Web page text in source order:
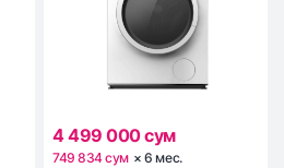
4 499 000 сум
749 834 сум ×6 мес.